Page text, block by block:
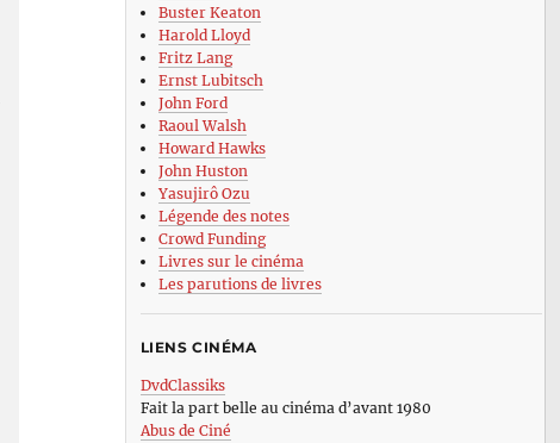
Buster Keaton
Harold Lloyd
Fritz Lang
Ernst Lubitsch
John Ford
Raoul Walsh
Howard Hawks
John Huston
Yasujirô Ozu
Légende des notes
Crowd Funding
Livres sur le cinéma
Les parutions de livres
LIENS CINÉMA
DvdClassiks
Fait la part belle au cinéma d’avant 1980
Abus de Ciné